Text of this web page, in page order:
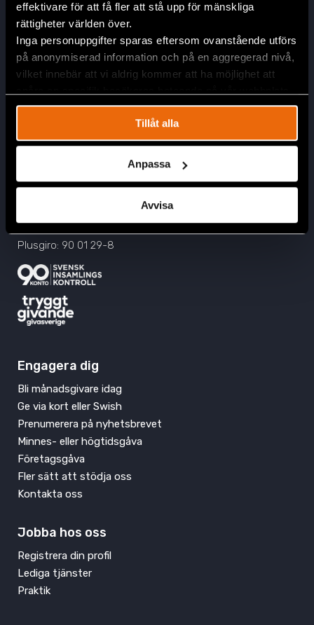
effektivare för att få fler att stå upp för mänskliga
rättigheter världen över.
Inga personuppgifter sparas eftersom ovanstående utförs
på anonymiserad information och på en aggregerad nivå,
vilket innebär att vi aldrig kommer att ha möjlighet att
Tillåt alla
Anpassa
Avvisa
Civil Rights Defenders
SE-116 64 Stockholm, Sverige
info@crd.org
Plusgiro: 90 01 29-8
Engagera dig
Bli månadsgivare idag
Ge via kort eller Swish
Prenumerera på nyhetsbrevet
Minnes- eller högtidsgåva
Företagsgåva
Fler sätt att stödja oss
Kontakta oss
Jobba hos oss
Registrera din profil
Lediga tjänster
Praktik